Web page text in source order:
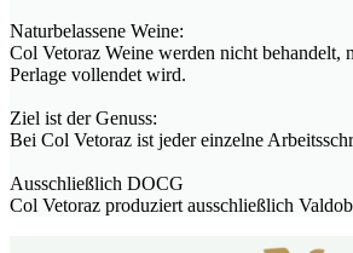
Naturbelassene Weine:
Col Vetoraz Weine werden nicht behandelt,
Perlage vollendet wird.
Ziel ist der Genuss:
Bei Col Vetoraz ist jeder einzelne
Ausschließlich DOCG
Col Vetoraz produziert ausschließlich